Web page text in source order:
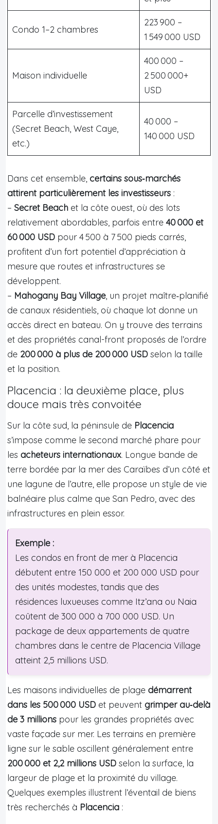
Condo 1–2 chambres
223 900 –
1 549 000 USD
Maison individuelle
400 000 –
2 500 000+
USD
Parcelle d’investissement
(Secret Beach, West Caye,
etc.)
40 000 –
140 000 USD
Dans cet ensemble, certains sous‑marchés
attirent particulièrement les investisseurs :
– Secret Beach et la côte ouest, où des lots
relativement abordables, parfois entre 40 000 et
60 000 USD pour 4 500 à 7 500 pieds carrés,
profitent d’un fort potentiel d’appréciation à
mesure que routes et infrastructures se
développent.
– Mahogany Bay Village, un projet maître‑planifié
de canaux résidentiels, où chaque lot donne un
accès direct en bateau. On y trouve des terrains
et des propriétés canal-front proposés de l’ordre
de 200 000 à plus de 200 000 USD selon la taille
et la position.
Placencia : la deuxième place, plus
douce mais très convoitée
Sur la côte sud, la péninsule de Placencia
s’impose comme le second marché phare pour
les acheteurs internationaux. Longue bande de
terre bordée par la mer des Caraïbes d’un côté et
une lagune de l’autre, elle propose un style de vie
balnéaire plus calme que San Pedro, avec des
infrastructures en plein essor.
Exemple :
Les condos en front de mer à Placencia
débutent entre 150 000 et 200 000 USD pour
des unités modestes, tandis que des
résidences luxueuses comme Itz’ana ou Naia
coûtent de 300 000 à 700 000 USD. Un
package de deux appartements de quatre
chambres dans le centre de Placencia Village
atteint 2,5 millions USD.
Les maisons individuelles de plage démarrent
dans les 500 000 USD et peuvent grimper au‑delà
de 3 millions pour les grandes propriétés avec
vaste façade sur mer. Les terrains en première
ligne sur le sable oscillent généralement entre
200 000 et 2,2 millions USD selon la surface, la
largeur de plage et la proximité du village.
Quelques exemples illustrent l’éventail de biens
très recherchés à Placencia :